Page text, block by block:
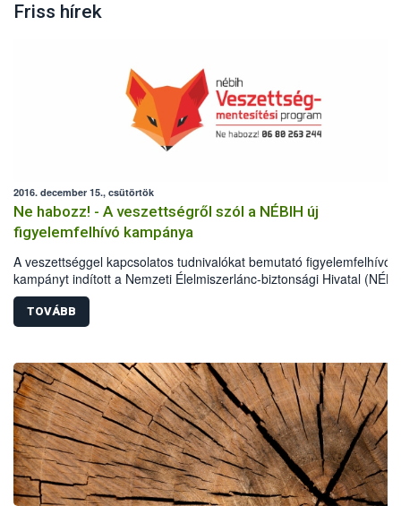
Friss hírek
2016. december 15., csütörtök
Ne habozz! - A veszettségről szól a NÉBIH új
figyelemfelhívó kampánya
A veszettséggel kapcsolatos tudnivalókat bemutató figyelemfelhívó
kampányt indított a Nemzeti Élelmiszerlánc-biztonsági Hivatal
Az Európai Unió társfinanszírozásával megvalósuló program célja,
bővítse a lakosság betegséggel kapcsolatos ismereteit. Az
változatos eszközökkel, többek között szórólapokon, a közösségi
hivatal.
TOVÁBB